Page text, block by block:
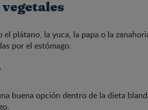
el plátano, la yuca, la papa o la
por el estómago.
buena opción dentro de la dieta